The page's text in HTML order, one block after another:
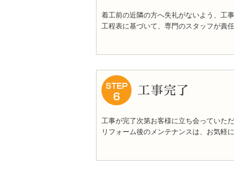
着工前の近隣の方へ失礼がないよう、工
工程表に基づいて、専門のスタッフが責
工事が完了次第お客様に立ち会っていた
リフォーム後のメンテナンスは、お気軽